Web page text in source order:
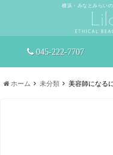
横浜・みなとみらい
045-222-7707
ホーム 未分類 美容師になる